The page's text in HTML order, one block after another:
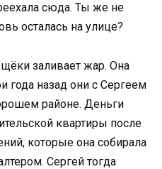
сюда. Ты же не
осталась на улице?
заливает жар. Она
года назад они с Сергеем
районе. Деньги
квартиры после
которые она собирала
Сергей тогда